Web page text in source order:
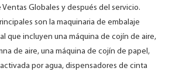
Ventas Globales y después del servicio.
son la maquinaria de embalaje
que incluyen una máquina de cojín de aire,
de aire, una máquina de cojín de papel,
por agua, dispensadores de cinta